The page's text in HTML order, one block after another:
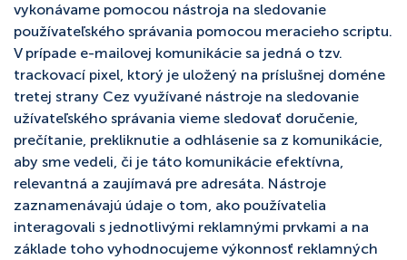
vykonávame pomocou nástroja na sledovanie
používateľského správania pomocou meracieho scriptu.
V prípade e-mailovej komunikácie sa jedná o tzv.
trackovací pixel, ktorý je uložený na príslušnej doméne
tretej strany Cez využívané nástroje na sledovanie
užívateľského správania vieme sledovať doručenie,
prečítanie, prekliknutie a odhlásenie sa z komunikácie,
aby sme vedeli, či je táto komunikácie efektívna,
relevantná a zaujímavá pre adresáta. Nástroje
zaznamenávajú údaje o tom, ako používatelia
interagovali s jednotlivými reklamnými prvkami a na
základe toho vyhodnocujeme výkonnosť reklamných